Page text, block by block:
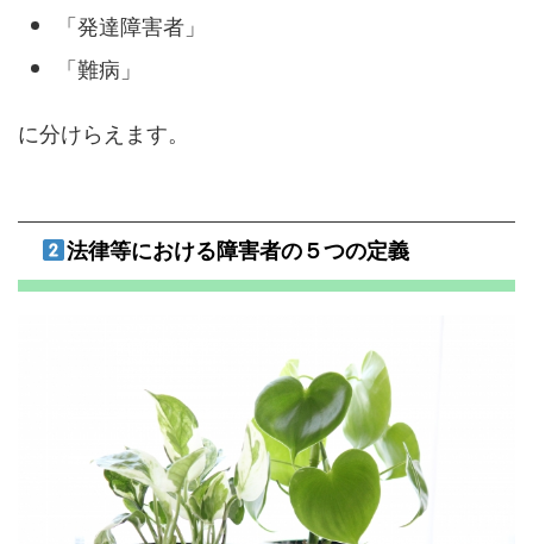
「発達障害者」
「難病」
に分けらえます。
法律等における障害者の５つの定義